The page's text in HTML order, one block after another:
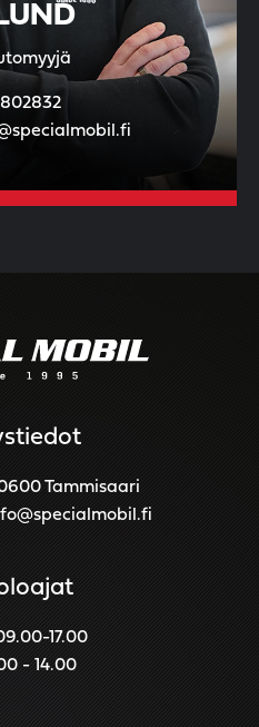
Tammisaari
17.00
- 14.00